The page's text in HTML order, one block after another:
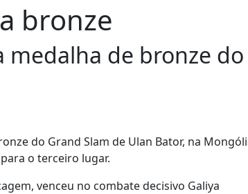
bronze
de bronze
do Grand Slam de Ulan Bator, na
o terceiro lugar.
venceu no combate decisivo Galiya